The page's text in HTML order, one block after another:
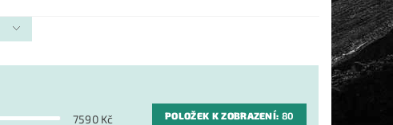
7590Kč POLOŽEK K ZOBRAZENÍ: 80